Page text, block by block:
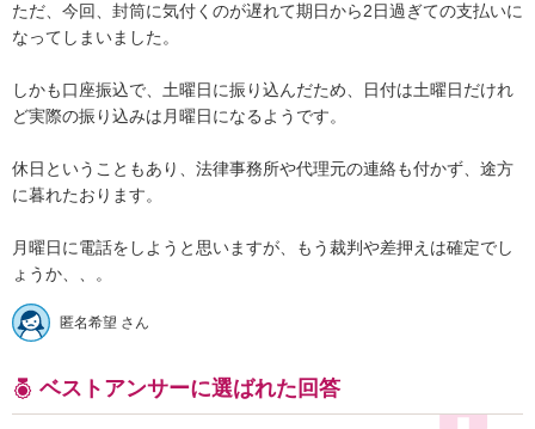
ただ、今回、封筒に気付くのが遅れて期日から2日過ぎての支払いに
なってしまいました。
しかも口座振込で、土曜日に振り込んだため、日付は土曜日だけれ
ど実際の振り込みは月曜日になるようです。
休日ということもあり、法律事務所や代理元の連絡も付かず、途方
に暮れたおります。
月曜日に電話をしようと思いますが、もう裁判や差押えは確定でし
ょうか、、。
匿名希望 さん
ベストアンサーに選ばれた回答